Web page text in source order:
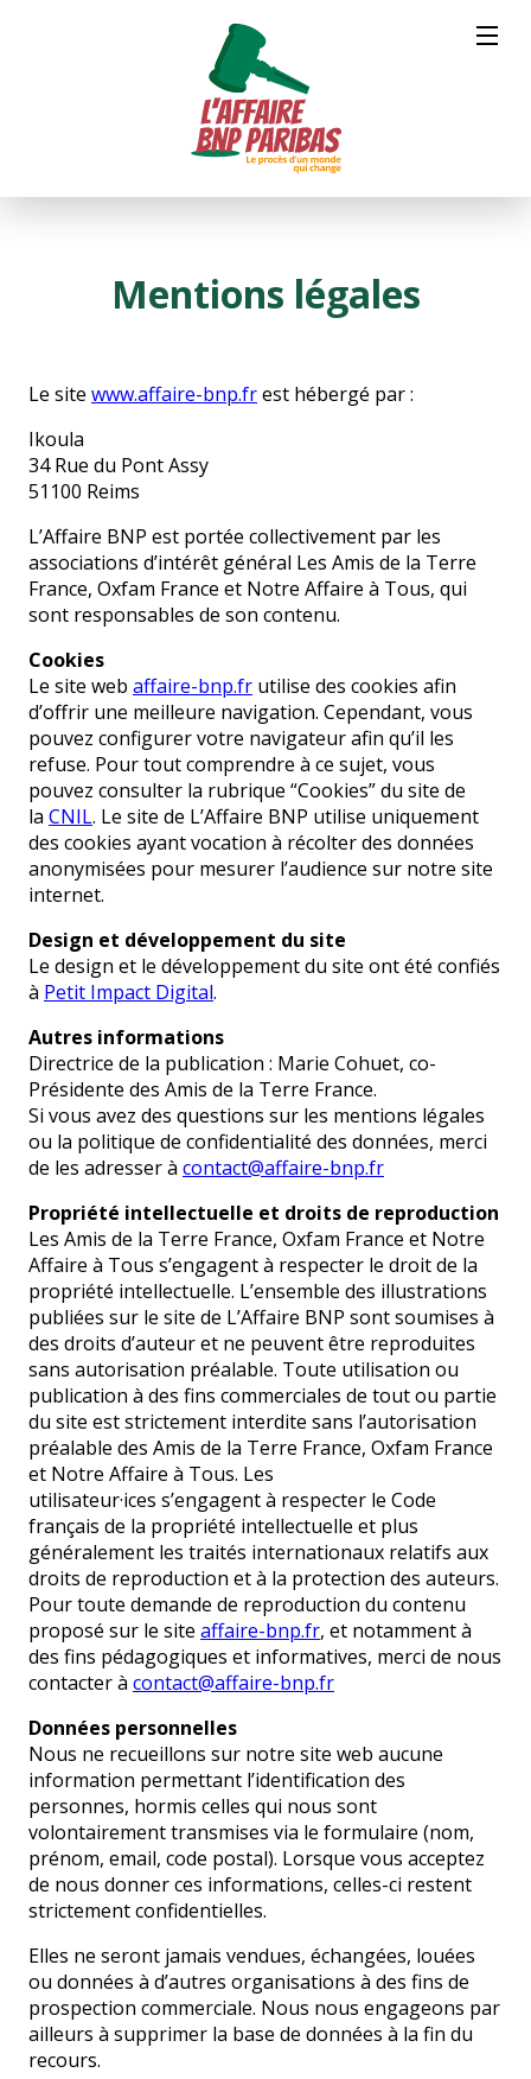
Mentions légales
Le site www.affaire-bnp.frest hébergé par :
Ikoula
34 Rue du Pont Assy
51100 Reims
L’Affaire BNP est portée collectivement par les
associations d’intérêt général Les Amis de la Terre
France, Oxfam France et Notre Affaire à Tous, qui
sont responsables de son contenu.
Cookies
Le site web affaire-bnp.fr utilise des cookies afin
d’offrir une meilleure navigation. Cependant, vous
pouvez configurer votre navigateur afin qu’il les
refuse. Pour tout comprendre à ce sujet, vous
pouvez consulter la rubrique “Cookies” du site de
la CNIL. Le site de L’Affaire BNP utilise uniquement
des cookies ayant vocation à récolter des données
anonymisées pour mesurer l’audience sur notre site
internet.
Design et développement du site
Le design et le développement du site ont été confiés
à Petit Impact Digital.
Autres informations
Directrice de la publication : Marie Cohuet, co-
Présidente des Amis de la Terre France.
Si vous avez des questions sur les mentions légales
ou la politique de confidentialité des données, merci
de les adresser à contact@affaire-bnp.fr
Propriété intellectuelle et droits de reproduction
Les Amis de la Terre France, Oxfam France et Notre
Affaire à Tous s’engagent à respecter le droit de la
propriété intellectuelle. L’ensemble des illustrations
publiées sur le site de L’Affaire BNP sont soumises à
des droits d’auteur et ne peuvent être reproduites
sans autorisation préalable. Toute utilisation ou
publication à des fins commerciales de tout ou partie
du site est strictement interdite sans l’autorisation
préalable des Amis de la Terre France, Oxfam France
et Notre Affaire à Tous. Les
utilisateur·ices s’engagent à respecter le Code
français de la propriété intellectuelle et plus
généralement les traités internationaux relatifs aux
droits de reproduction et à la protection des auteurs.
Pour toute demande de reproduction du contenu
proposé sur le site affaire-bnp.fr, et notamment à
des fins pédagogiques et informatives, merci de nous
contacter à contact@affaire-bnp.fr
Données personnelles
Nous ne recueillons sur notre site web aucune
information permettant l’identification des
personnes, hormis celles qui nous sont
volontairement transmises via le formulaire (nom,
prénom, email, code postal). Lorsque vous acceptez
de nous donner ces informations, celles-ci restent
strictement confidentielles.
Elles ne seront jamais vendues, échangées, louées
ou données à d’autres organisations à des fins de
prospection commerciale. Nous nous engageons par
ailleurs à supprimer la base de données à la fin du
recours.